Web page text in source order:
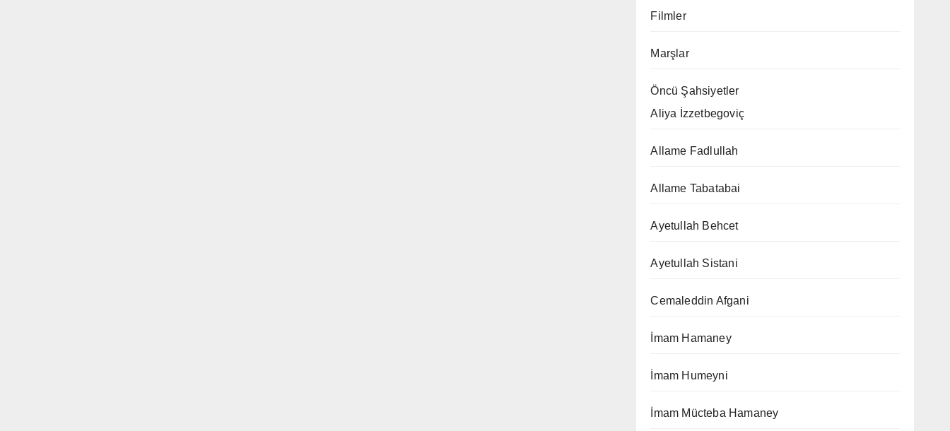
Filmler
Marşlar
Öncü Şahsiyetler
Aliya İzzetbegoviç
Allame Fadlullah
Allame Tabatabai
Ayetullah Behcet
Ayetullah Sistani
Cemaleddin Afgani
İmam Hamaney
İmam Humeyni
İmam Mücteba Hamaney